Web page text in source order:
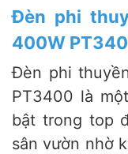
Đèn phi
400W
Đèn phi
PT3400 là
bật trong top
sân vườn nhờ